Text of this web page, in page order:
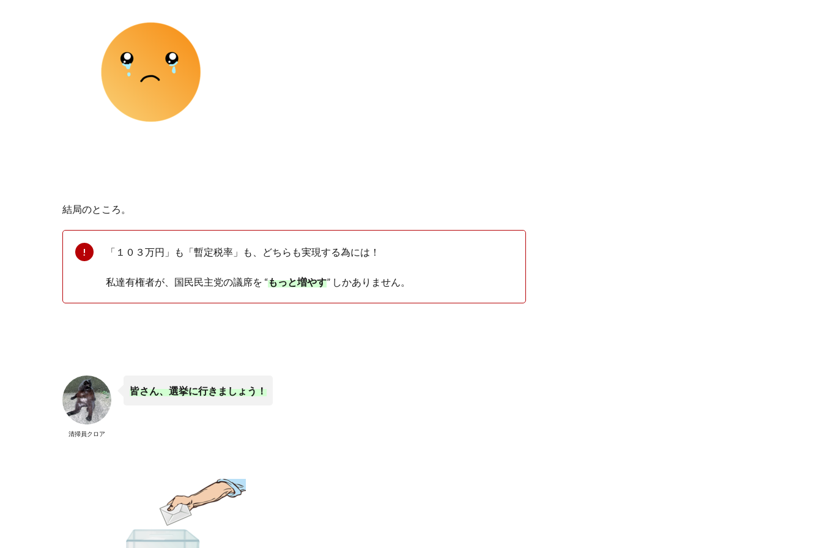
結局のところ。
「１０３万円」も「暫定税率」も、どちらも実現する為には！
私達有権者が、国民民主党の議席を “もっと増やす” しかありません。
清掃員クロア
皆さん、選挙に行きましょう！